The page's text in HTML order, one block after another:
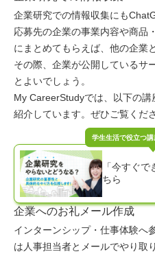
企業研究での情報収集にも
応募先の企業の事業内容や商品
にまとめてもらえば、他の企業
その際、企業が公開しているサ
とよいでしょう。
My CareerStudyでは、以下の
紹介しています。ぜひご覧くださ
「今すぐ
ちら
企業へのお礼メール作成
インターンシップ・仕事体験へ
は人事担当者とメールでやり取